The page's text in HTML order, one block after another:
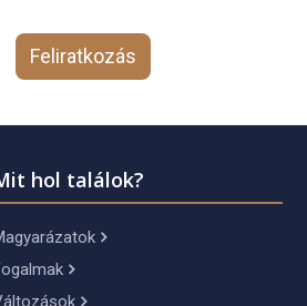
Feliratkozás
hol találok?